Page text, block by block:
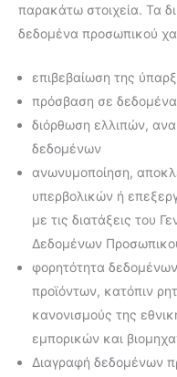
παρακάτω στοιχεία. Τα
δεδομένα προσωπικού
επιβεβαίωση της
πρόσβαση σε
διόρθωση ελλιπών,
δεδομένων
ανωνυμοποίηση,
υπερβολικών ή
με τις διατάξεις του
Δεδομένων
φορητότητα
προϊόντων, κατόπιν
κανονισμούς της
εμπορικών και
Διαγραφή δεδομένων